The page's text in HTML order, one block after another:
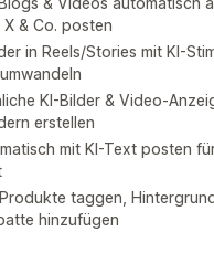
& Co. posten
in Reels/Stories mit KI-
KI-Bilder & Video-
erstellen
mit KI-Text posten
taggen,
hinzufügen